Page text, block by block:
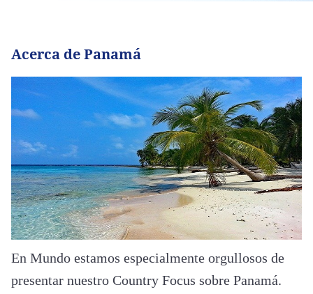
Acerca de Panamá
En Mundo estamos especialmente orgullosos de
presentar nuestro Country Focus sobre Panamá.